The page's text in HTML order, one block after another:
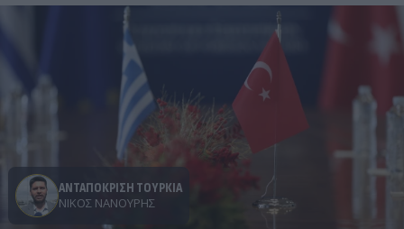
ΑΝΤΑΠΟΚΡΙΣΗ ΤΟΥΡΚΙΑ
ΝΊΚΟΣ ΝΑΝΟΎΡΗΣ